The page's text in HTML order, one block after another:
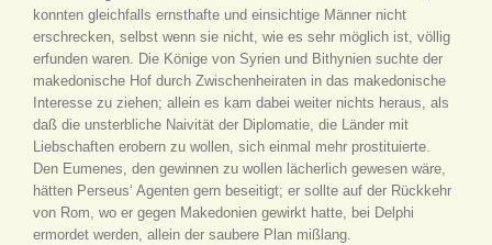
konnten gleichfalls ernsthafte und einsichtige Männer nicht
erschrecken, selbst wenn sie nicht, wie es sehr möglich ist, völlig
erfunden waren. Die Könige von Syrien und Bithynien suchte der
makedonische Hof durch Zwischenheiraten in das makedonische
Interesse zu ziehen; allein es kam dabei weiter nichts heraus, als
daß die unsterbliche Naivität der Diplomatie, die Länder mit
Liebschaften erobern zu wollen, sich einmal mehr prostituierte.
Den Eumenes, den gewinnen zu wollen lächerlich gewesen wäre,
hätten Perseus‘ Agenten gern beseitigt; er sollte auf der Rückkehr
von Rom, wo er gegen Makedonien gewirkt hatte, bei Delphi
ermordet werden, allein der saubere Plan mißlang.